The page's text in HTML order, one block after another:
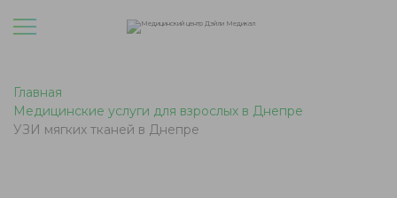
Главная
Медицинские услуги для взрослых в Днепре
УЗИ мягких тканей в Днепре